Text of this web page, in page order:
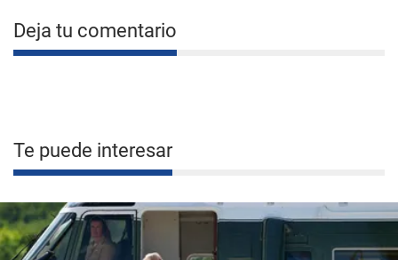
Deja tu comentario
Te puede interesar